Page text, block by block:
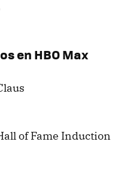
en HBO Max
of Fame Induction